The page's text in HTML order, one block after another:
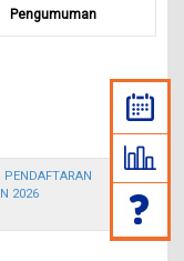
Pengumuman
2026